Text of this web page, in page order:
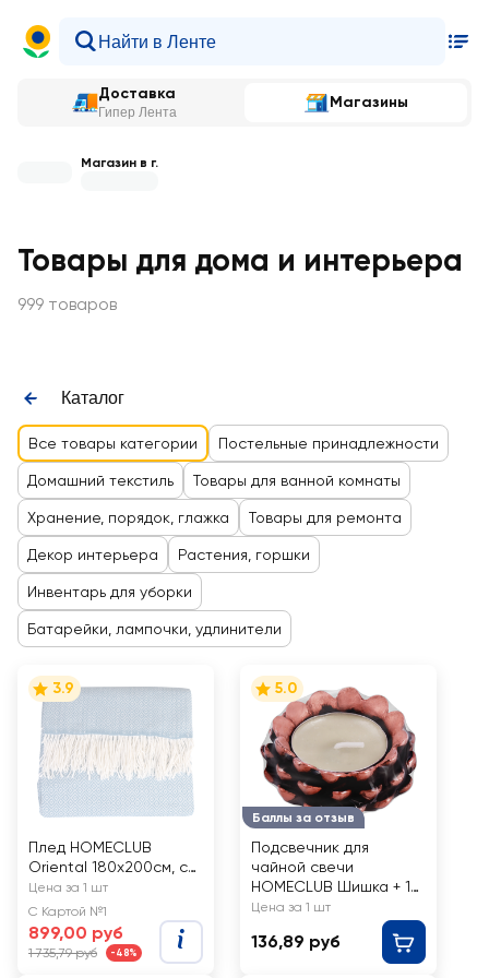
Доставка
Гипер Лента
Магазины
Магазин в г.
Товары для дома и интерьера
999 товаров
Каталог
Все товары категории Постельные принадлежности
Домашний текстиль Товары для ванной комнаты
Хранение, порядок, глажка Товары для ремонта
Декор интерьера Растения, горшки
Инвентарь для уборки
Батарейки, лампочки, удлинители
3.9
Плед HOMECLUB
Oriental 180х200см, с
кисточками
Цена за 1 шт
С Картой №1
899,00 руб
1 735,79 руб -48%
Баллы за отзыв
5.0
Подсвечник для
чайной свечи
HOMECLUB Шишка + 1
свечка, 6,5x6,5x2,7см,
черный, Арт. 501878
Цена за 1 шт
136,89 руб